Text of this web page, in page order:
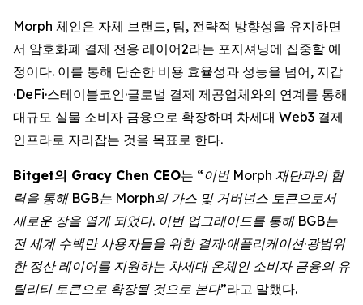
Morph 체인은 자체 브랜드, 팀, 전략적 방향성을 유지하면
서 암호화폐 결제 전용 레이어2라는 포지셔닝에 집중할 예
정이다. 이를 통해 단순한 비용 효율성과 성능을 넘어, 지갑
·DeFi·스테이블코인·글로벌 결제 제공업체와의 연계를 통해
대규모 실물 소비자 금융으로 확장하며 차세대 Web3 결제
인프라로 자리잡는 것을 목표로 한다.
Bitget의 Gracy Chen CEO는 “이번 Morph 재단과의 협
력을 통해 BGB는 Morph의 가스 및 거버넌스 토큰으로서
새로운 장을 열게 되었다. 이번 업그레이드를 통해 BGB는
전 세계 수백만 사용자들을 위한 결제·애플리케이션·광범위
한 정산 레이어를 지원하는 차세대 온체인 소비자 금융의 유
틸리티 토큰으로 확장될 것으로 본다”라고 말했다.